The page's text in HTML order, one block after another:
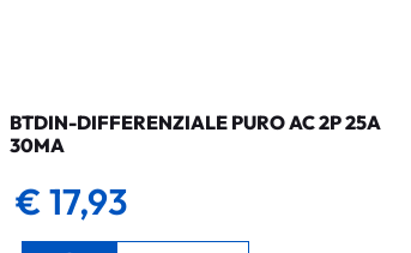
BTDIN-DIFFERENZIALE PURO AC 2P 25A
30MA
€ 17,93